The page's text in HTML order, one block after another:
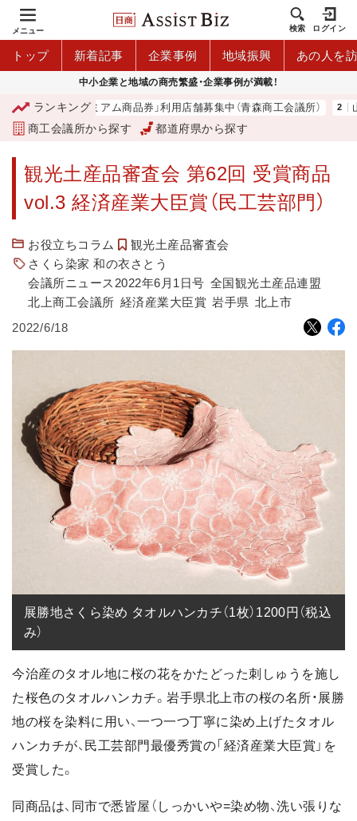
メニュー 検索 ログイン
トップ 新着記事 企業事例 地域振興 あの人を
中小企業と地域の商売繁盛・企業事例が満載！
ランキング
「青森市プレミアム商品券」利用店舗募集中（青森商工会議所） 山
商工会議所から探す 都道府県から探す
観光土産品審査会 第62回 受賞商品
vol.3 経済産業大臣賞（民工芸部門）
お役立ちコラム
観光土産品審査会
さくら染家 和の衣さとう
会議所ニュース2022年6月1日号 全国観光土産品連盟
北上商工会議所 経済産業大臣賞 岩手県 北上市
2022/6/18
展勝地さくら染め タオルハンカチ（1枚）1200円（税込
み）
今治産のタオル地に桜の花をかたどった刺しゅうを施し
た桜色のタオルハンカチ。岩手県北上市の桜の名所・展勝
地の桜を染料に用い、一つ一つ丁寧に染め上げたタオル
ハンカチが、民工芸部門最優秀賞の「経済産業大臣賞」を
受賞した。
同商品は、同市で悉皆屋（しっかいや=染め物、洗い張りな